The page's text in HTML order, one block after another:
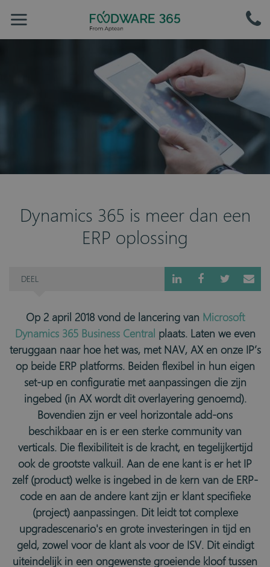
Dynamics 365 is meer dan een
ERP oplossing
DEEL
Op 2 april 2018 vond de lancering van Microsoft
Dynamics 365 Business Central plaats. Laten we even
teruggaan naar hoe het was, met NAV, AX en onze IP’s
op beide ERP platforms. Beiden flexibel in hun eigen
set-up en configuratie met aanpassingen die zijn
ingebed (in AX wordt dit overlayering genoemd).
Bovendien zijn er veel horizontale add-ons
beschikbaar en is er een sterke community van
verticals. Die flexibiliteit is de kracht, en tegelijkertijd
ook de grootste valkuil. Aan de ene kant is er het IP
zelf (product) welke is ingebed in de kern van de ERP-
code en aan de andere kant zijn er klant specifieke
(project) aanpassingen. Dit leidt tot complexe
upgradescenario's en grote investeringen in tijd en
geld, zowel voor de klant als voor de ISV. Dit eindigt
uiteindelijk in een ongewenste groeiende kloof tussen